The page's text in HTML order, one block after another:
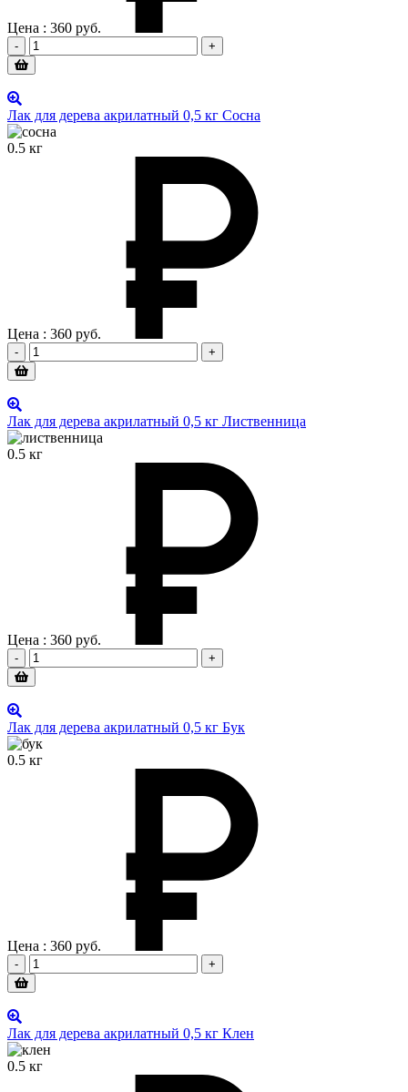
Цена : 360 руб.
- +
Лак для дерева акрилатный 0,5 кг Сосна
0.5 кг
Цена : 360 руб.
- +
Лак для дерева акрилатный 0,5 кг Лиственница
0.5 кг
Цена : 360 руб.
- +
Лак для дерева акрилатный 0,5 кг Бук
0.5 кг
Цена : 360 руб.
- +
Лак для дерева акрилатный 0,5 кг Клен
0.5 кг